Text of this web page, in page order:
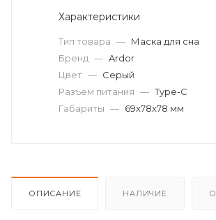
Характеристики
Тип товара — Маска для сна
Бренд — Ardor
Цвет — Серый
Разъем питания — Type-C
Габариты — 69x78x78 мм
ОПИСАНИЕ НАЛИЧИЕ